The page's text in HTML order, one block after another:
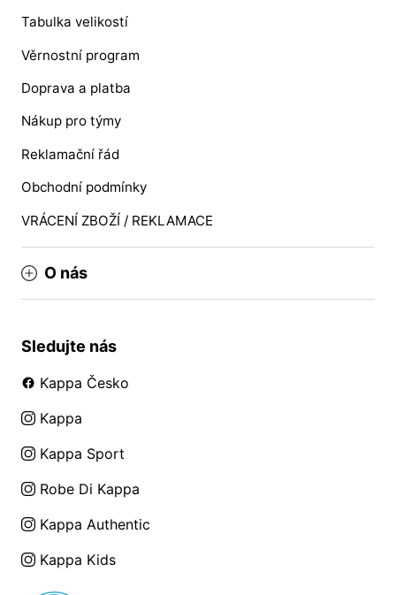
Tabulka velikostí
Věrnostní program
Doprava a platba
Nákup pro týmy
Reklamační řád
Obchodní podmínky
VRÁCENÍ ZBOŽÍ / REKLAMACE
O nás
Sledujte nás
Kappa Česko
Kappa
Kappa Sport
Robe Di Kappa
Kappa Authentic
Kappa Kids